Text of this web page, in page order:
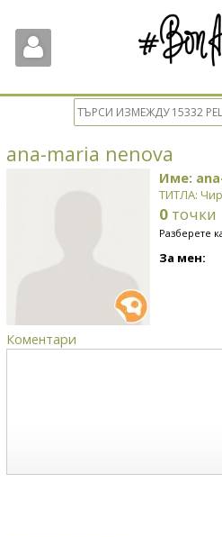
ana-maria nenova
Име:
ТИТЛА:
0 точки
Разберете
За мен:
Коментари